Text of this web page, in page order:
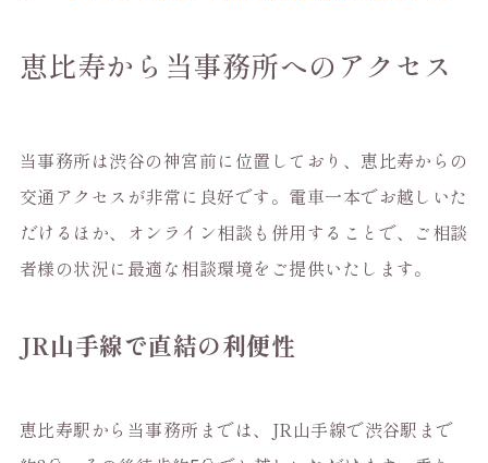
恵比寿から当事務所へのアクセス
当事務所は渋谷の神宮前に位置しており、恵比寿からの
交通アクセスが非常に良好です。電車一本でお越しいた
だけるほか、オンライン相談も併用することで、ご相談
者様の状況に最適な相談環境をご提供いたします。
JR山手線で直結の利便性
恵比寿駅から当事務所までは、JR山手線で渋谷駅まで